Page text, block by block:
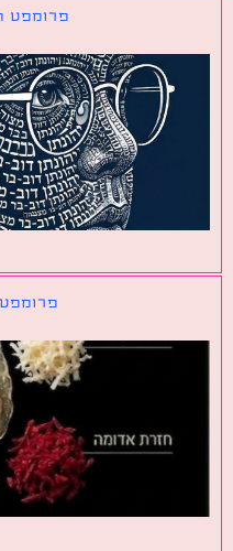
פרומפט תמונת
פרומפט